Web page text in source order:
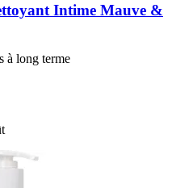
Intime Mauve &
à long terme